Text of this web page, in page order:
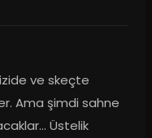
ve skeçte
Ama şimdi sahne
Üstelik